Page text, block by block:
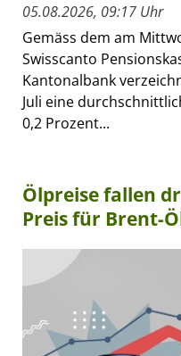
05.08.2026, 09:17 Uhr
Gemäss dem am
Swisscanto
Kantonalbank
Juli eine
0,2 Prozent...
Ölpreise fallen
Preis für Brent-